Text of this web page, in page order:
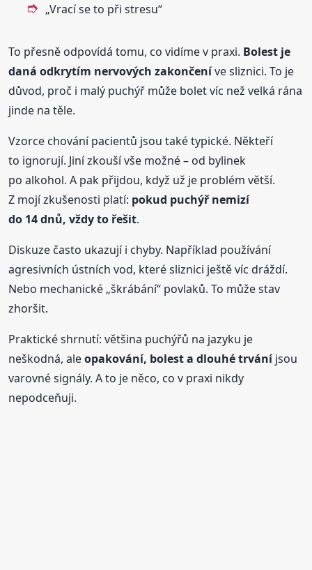
„Vrací se to při stresu“
To přesně odpovídá tomu, co vidíme v praxi. Bolest je
daná odkrytím nervových zakončeníve sliznici. To je
důvod, proč i malý puchýř může bolet víc než velká rána
jinde na těle.
Vzorce chování pacientů jsou také typické. Někteří
to ignorují. Jiní zkouší vše možné – od bylinek
po alkohol. A pak přijdou, když už je problém větší.
Z mojí zkušenosti platí: pokud puchýř nemizí
do 14 dnů, vždy to řešit.
Diskuze často ukazují i chyby. Například používání
agresivních ústních vod, které sliznici ještě víc dráždí.
Nebo mechanické „škrábání“ povlaků. To může stav
zhoršit.
Praktické shrnutí: většina puchýřů na jazyku je
neškodná, aleopakování, bolest a dlouhé trváníjsou
varovné signály. A to je něco, co v praxi nikdy
nepodceňuji.